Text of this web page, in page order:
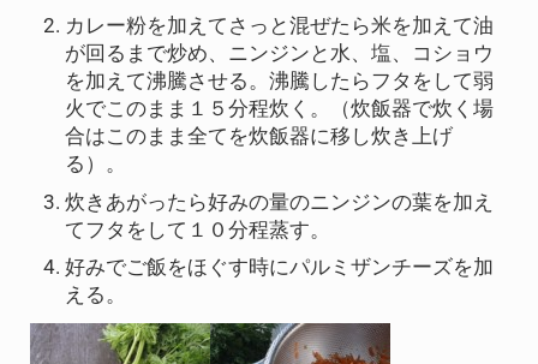
カレー粉を加えてさっと混ぜたら米を加えて油
が回るまで炒め、ニンジンと水、塩、コショウ
を加えて沸騰させる。沸騰したらフタをして弱
火でこのまま１５分程炊く。（炊飯器で炊く場
合はこのまま全てを炊飯器に移し炊き上げ
る）。
炊きあがったら好みの量のニンジンの葉を加え
てフタをして１０分程蒸す。
好みでご飯をほぐす時にパルミザンチーズを加
える。